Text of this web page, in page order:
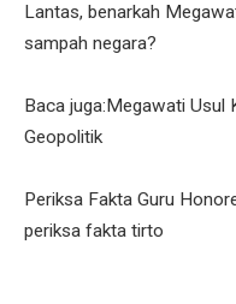
Lantas, benarkah
sampah negara?
Baca juga:Megawati Usul
Geopolitik
Periksa Fakta Guru
periksa fakta tirto